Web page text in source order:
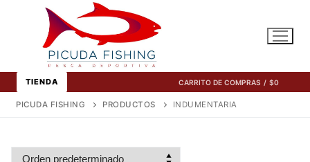
contenido
TIENDA CARRITO DE COMPRAS / $0
PICUDA FISHING PRODUCTOS INDUMENTARIA